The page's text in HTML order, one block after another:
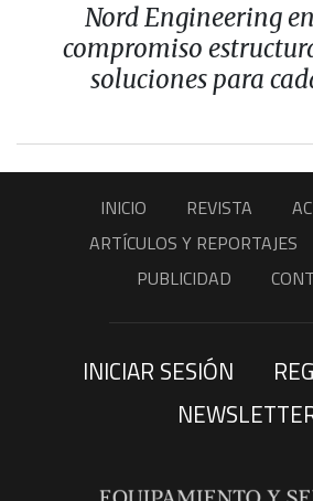
Nord Engineering
compromiso
soluciones para
INICIO REVISTA
ARTÍCULOS Y REPORTAJES
PUBLICIDAD
INICIAR SESIÓN